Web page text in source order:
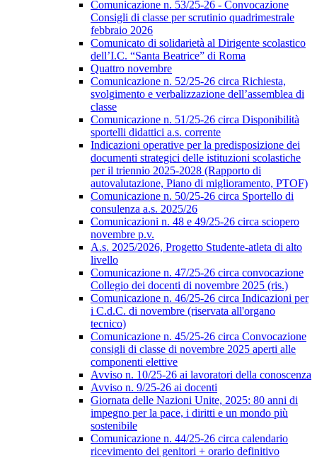
Comunicazione n. 53/25-26 - Convocazione
Consigli di classe per scrutinio quadrimestrale
febbraio 2026
Comunicato di solidarietà al Dirigente scolastico
dell’I.C. “Santa Beatrice” di Roma
Quattro novembre
Comunicazione n. 52/25-26 circa Richiesta,
svolgimento e verbalizzazione dell’assemblea di
classe
Comunicazione n. 51/25-26 circa Disponibilità
sportelli didattici a.s. corrente
Indicazioni operative per la predisposizione dei
documenti strategici delle istituzioni scolastiche
per il triennio 2025-2028 (Rapporto di
autovalutazione, Piano di miglioramento, PTOF)
Comunicazione n. 50/25-26 circa Sportello di
consulenza a.s. 2025/26
Comunicazioni n. 48 e 49/25-26 circa sciopero
novembre p.v.
A.s. 2025/2026, Progetto Studente-atleta di alto
livello
Comunicazione n. 47/25-26 circa convocazione
Collegio dei docenti di novembre 2025 (ris.)
Comunicazione n. 46/25-26 circa Indicazioni per
i C.d.C. di novembre (riservata all'organo
tecnico)
Comunicazione n. 45/25-26 circa Convocazione
consigli di classe di novembre 2025 aperti alle
componenti elettive
Avviso n. 10/25-26 ai lavoratori della conoscenza
Avviso n. 9/25-26 ai docenti
Giornata delle Nazioni Unite, 2025: 80 anni di
impegno per la pace, i diritti e un mondo più
sostenibile
Comunicazione n. 44/25-26 circa calendario
ricevimento dei genitori + orario definitivo